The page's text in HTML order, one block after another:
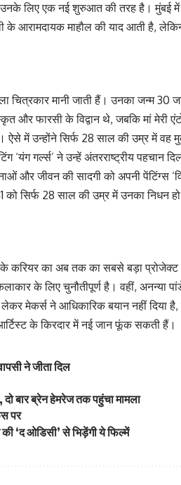
लिए एक नई शुरुआत की तरह है। मुंबई में
आरामदायक माहौल की याद आती है,
मानी जाती हैं। उनका जन्म 30
और फारसी के विद्वान थे, जबकि मां मेरी
में उन्होंने सिर्फ 28 साल की उम्र में वह
‘यंग गर्ल्स’ ने उन्हें अंतरराष्ट्रीय पहचान
और जीवन की सादगी को अपनी पेंटिंग्स
को सिर्फ 28 साल की उम्र में उनका निधन
करियर का अब तक का सबसे बड़ा प्रोजेक्ट
के लिए चुनौतीपूर्ण है। वहीं, अनन्या
मेकर्स ने आधिकारिक बयान नहीं दिया
के किरदार में नई जान फूंक सकती हैं।
ने जीता दिल
दो बार ब्रेन हेमरेज तक पहुंचा मामला
पर
‘द ओडिसी’ से भिड़ेंगी ये फिल्में